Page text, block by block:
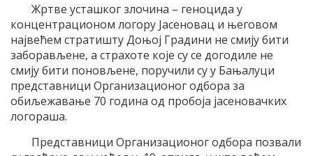
Жртве усташког злочина – геноцида у
концентрационом логору Јасеновац и његовом
највећем стратишту Доњој Градини не смију бити
заборављене, а страхоте које су се догодиле не
смију бити поновљене, поручили су у Бањалуци
представници Организационог одбора за
обиљежавање 70 година од пробоја јасеновачких
логораша.
Представници Организационог одбора позвали